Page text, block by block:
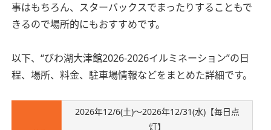
事はもちろん、スターバックスでまったりすることもで
きるので場所的にもおすすめです。
以下、“びわ湖大津館2026-2026イルミネーション”の日
程、場所、料金、駐車場情報などをまとめた詳細です。
2026年12/6(土)～2026年12/31(水)【毎日点
灯】